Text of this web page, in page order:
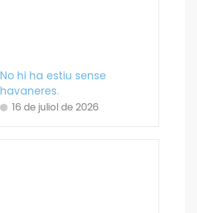
No hi ha estiu sense
havaneres.
16 de juliol de 2026